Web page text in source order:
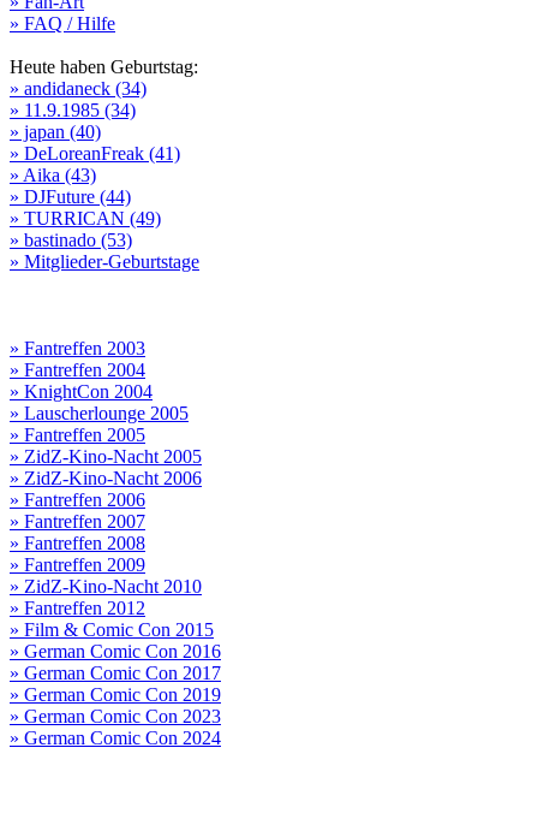
» FAQ / Hilfe
Heute haben Geburtstag:
» andidaneck (34)
» 11.9.1985 (34)
» japan (40)
» DeLoreanFreak (41)
» Aika (43)
» DJFuture (44)
» TURRICAN (49)
» bastinado (53)
» Mitglieder-Geburtstage
» Fantreffen 2003
» Fantreffen 2004
» KnightCon 2004
» Lauscherlounge 2005
» Fantreffen 2005
» ZidZ-Kino-Nacht 2005
» ZidZ-Kino-Nacht 2006
» Fantreffen 2006
» Fantreffen 2007
» Fantreffen 2008
» Fantreffen 2009
» ZidZ-Kino-Nacht 2010
» Fantreffen 2012
» Film & Comic Con 2015
» German Comic Con 2016
» German Comic Con 2017
» German Comic Con 2019
» German Comic Con 2023
» German Comic Con 2024